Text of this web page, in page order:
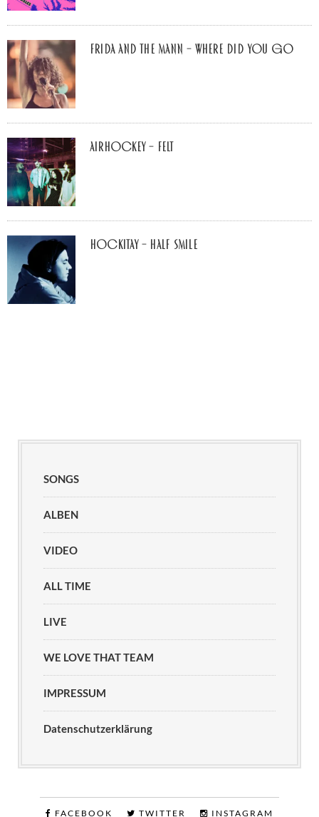
Frida and The Mann – Where Did You Go
airhockey – felt
Hockitay – half smile
SONGS
ALBEN
VIDEO
ALL TIME
LIVE
WE LOVE THAT TEAM
IMPRESSUM
Datenschutzerklärung
FACEBOOK TWITTER INSTAGRAM